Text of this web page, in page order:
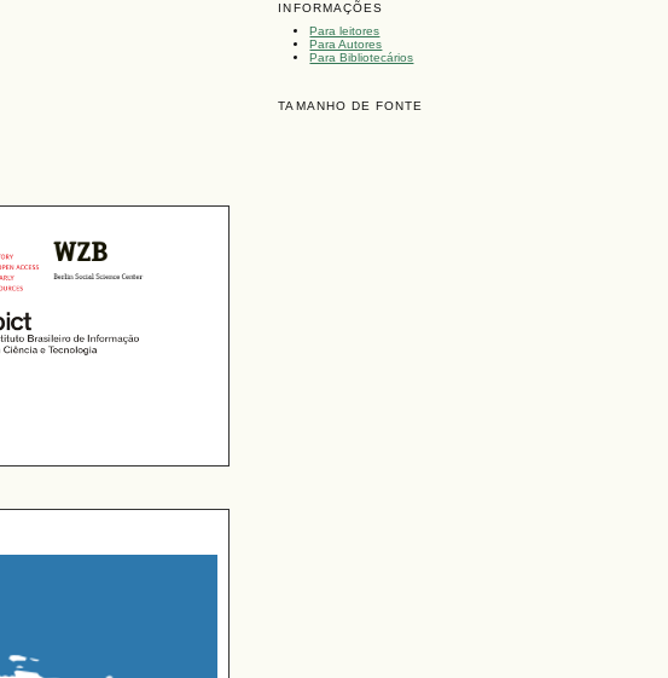
INFORMAÇÕES
Para leitores
Para Autores
Para Bibliotecários
TAMANHO DE FONTE